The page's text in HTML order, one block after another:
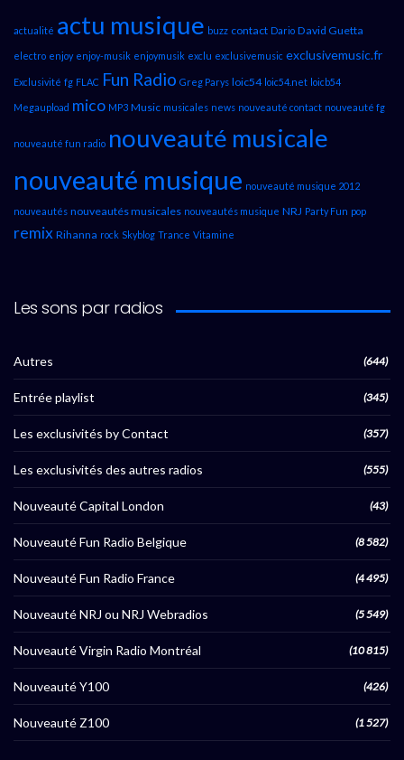
actualité actu musique buzz contact Dario David Guetta
electro enjoy enjoy-musik enjoymusik exclu exclusivemusic exclusivemusic.fr
Exclusivité fg FLAC Fun Radio Greg Parys loic54 loic54.net loicb54
Megaupload mico MP3 Music musicales news nouveauté contact nouveauté fg
nouveauté fun radio nouveauté musicale
nouveauté musique nouveauté musique 2012
nouveautés nouveautés musicales nouveautés musique NRJ Party Fun pop
remix Rihanna rock Skyblog Trance Vitamine
Les sons par radios
Autres (644)
Entrée playlist (345)
Les exclusivités by Contact (357)
Les exclusivités des autres radios (555)
Nouveauté Capital London (43)
Nouveauté Fun Radio Belgique (8 582)
Nouveauté Fun Radio France (4 495)
Nouveauté NRJ ou NRJ Webradios (5 549)
Nouveauté Virgin Radio Montréal (10 815)
Nouveauté Y100 (426)
Nouveauté Z100 (1 527)